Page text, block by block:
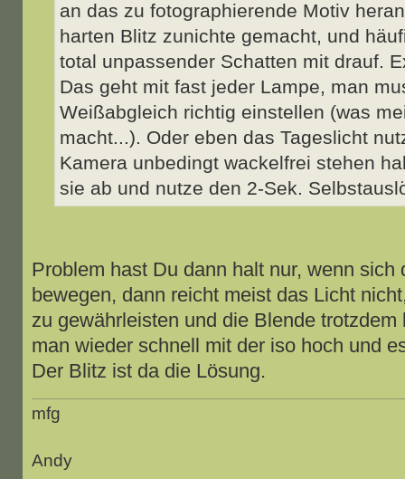
an das zu fotographierende Motiv
harten Blitz zunichte gemacht, und
total unpassender Schatten mit drauf.
Das geht mit fast jeder Lampe, man
Weißabgleich richtig einstellen (was
macht...). Oder eben das Tageslicht
Kamera unbedingt wackelfrei stehen
sie ab und nutze den 2-Sek.
Problem hast Du dann halt nur, wenn sich
bewegen, dann reicht meist das Licht
zu gewährleisten und die Blende
man wieder schnell mit der iso hoch und
Der Blitz ist da die Lösung.
mfg
Andy